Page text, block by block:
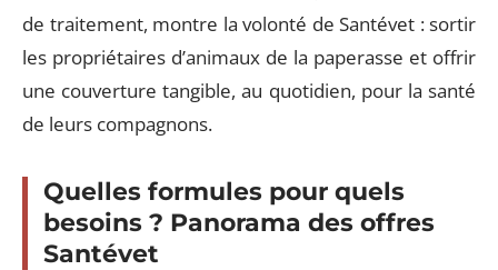
de traitement, montre la volonté de Santévet : sortir
les propriétaires d’animaux de la paperasse et offrir
une couverture tangible, au quotidien, pour la santé
de leurs compagnons.
Quelles formules pour quels
besoins ? Panorama des offres
Santévet